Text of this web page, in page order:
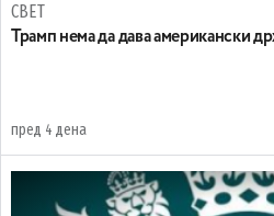
СВЕТ
Трамп нема да дава американски
пред 4 дена